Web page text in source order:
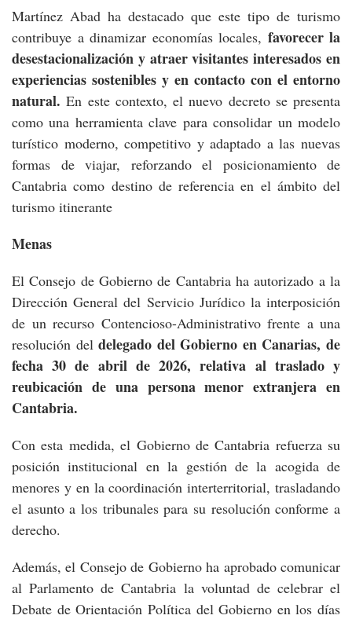
Martínez Abad ha destacado que este tipo de turismo
contribuye a dinamizar economías locales, favorecer la
desestacionalización y atraer visitantes interesados en
experiencias sostenibles y en contacto con el entorno
natural. En este contexto, el nuevo decreto se presenta
como una herramienta clave para consolidar un modelo
turístico moderno, competitivo y adaptado a las nuevas
formas de viajar, reforzando el posicionamiento de
Cantabria como destino de referencia en el ámbito del
turismo itinerante
Menas
El Consejo de Gobierno de Cantabria ha autorizado a la
Dirección General del Servicio Jurídico la interposición
de un recurso Contencioso-Administrativo frente a una
resolución deldelegado del Gobierno en Canarias, de
fecha 30 de abril de 2026, relativa al traslado y
reubicación de una persona menor extranjera en
Cantabria.
Con esta medida, el Gobierno de Cantabria refuerza su
posición institucional en la gestión de la acogida de
menores y en la coordinación interterritorial, trasladando
el asunto a los tribunales para su resolución conforme a
derecho.
Además, el Consejo de Gobierno ha aprobado comunicar
al Parlamento de Cantabria la voluntad de celebrar el
Debate de Orientación Política del Gobierno en los días